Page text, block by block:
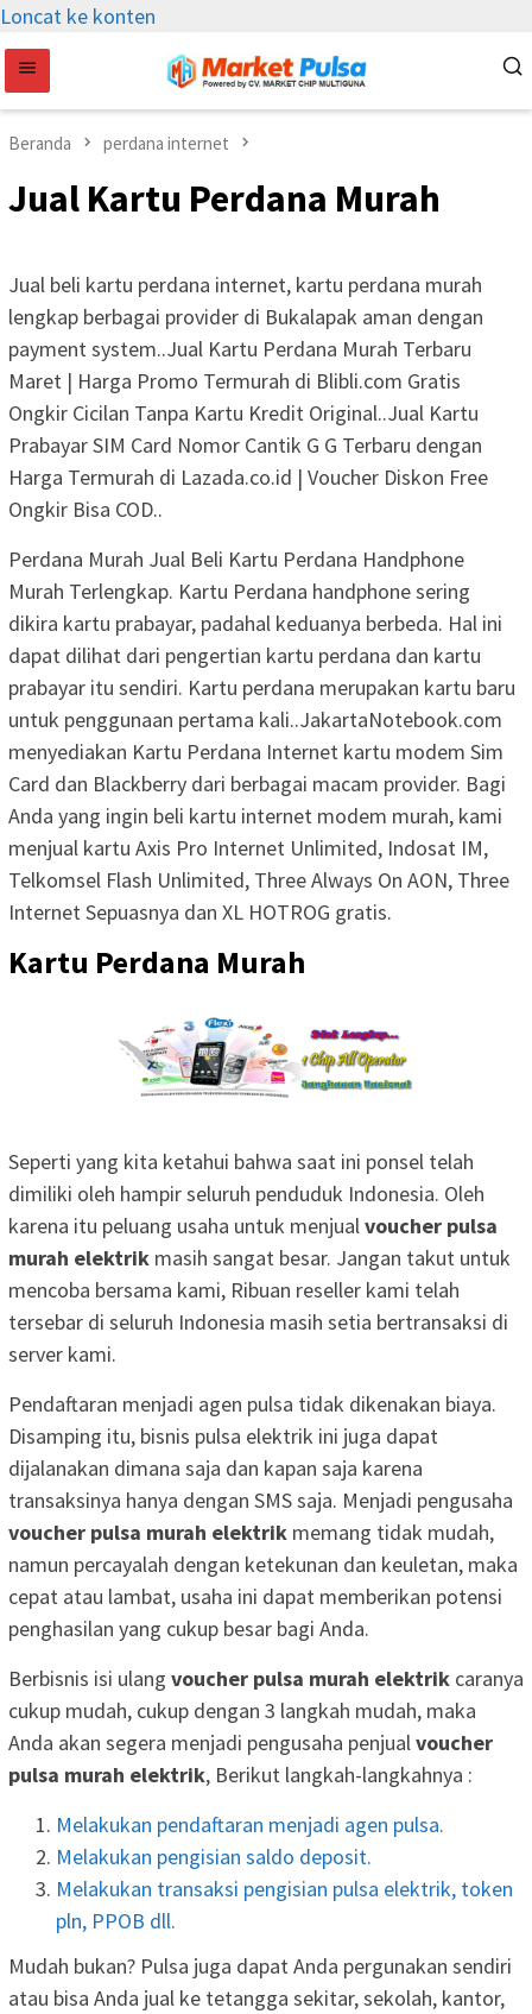
Loncat ke konten
Beranda perdana internet
Jual Kartu Perdana Murah
Jual beli kartu perdana internet, kartu perdana murah
lengkap berbagai provider di Bukalapak aman dengan
payment system..Jual Kartu Perdana Murah Terbaru
Maret | Harga Promo Termurah di Blibli.com Gratis
Ongkir Cicilan Tanpa Kartu Kredit Original..Jual Kartu
Prabayar SIM Card Nomor Cantik G G Terbaru dengan
Harga Termurah di Lazada.co.id | Voucher Diskon Free
Ongkir Bisa COD..
Perdana Murah Jual Beli Kartu Perdana Handphone
Murah Terlengkap. Kartu Perdana handphone sering
dikira kartu prabayar, padahal keduanya berbeda. Hal ini
dapat dilihat dari pengertian kartu perdana dan kartu
prabayar itu sendiri. Kartu perdana merupakan kartu baru
untuk penggunaan pertama kali..JakartaNotebook.com
menyediakan Kartu Perdana Internet kartu modem Sim
Card dan Blackberry dari berbagai macam provider. Bagi
Anda yang ingin beli kartu internet modem murah, kami
menjual kartu Axis Pro Internet Unlimited, Indosat IM,
Telkomsel Flash Unlimited, Three Always On AON, Three
Internet Sepuasnya dan XL HOTROG gratis.
Kartu Perdana Murah
Seperti yang kita ketahui bahwa saat ini ponsel telah
dimiliki oleh hampir seluruh penduduk Indonesia. Oleh
karena itu peluang usaha untuk menjualvoucher pulsa
murah elektrik masih sangat besar. Jangan takut untuk
mencoba bersama kami, Ribuan reseller kami telah
tersebar di seluruh Indonesia masih setia bertransaksi di
server kami.
Pendaftaran menjadi agen pulsa tidak dikenakan biaya.
Disamping itu, bisnis pulsa elektrik ini juga dapat
dijalanakan dimana saja dan kapan saja karena
transaksinya hanya dengan SMS saja. Menjadi pengusaha
voucher pulsa murah elektrik memang tidak mudah,
namun percayalah dengan ketekunan dan keuletan, maka
cepat atau lambat, usaha ini dapat memberikan potensi
penghasilan yang cukup besar bagi Anda.
Berbisnis isi ulang voucher pulsa murah elektrik caranya
cukup mudah, cukup dengan 3 langkah mudah, maka
Anda akan segera menjadi pengusaha penjualvoucher
pulsa murah elektrik, Berikut langkah-langkahnya :
Melakukan pendaftaran menjadi agen pulsa.
Melakukan pengisian saldo deposit.
Melakukan transaksi pengisian pulsa elektrik, token
pln, PPOB dll.
Mudah bukan? Pulsa juga dapat Anda pergunakan sendiri
atau bisa Anda jual ke tetangga sekitar, sekolah, kantor,